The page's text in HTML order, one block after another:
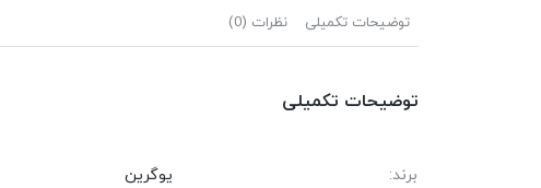
توضیحات تکمیلی نظرات (0)
توضیحات تکمیلی
برند: یوگرین